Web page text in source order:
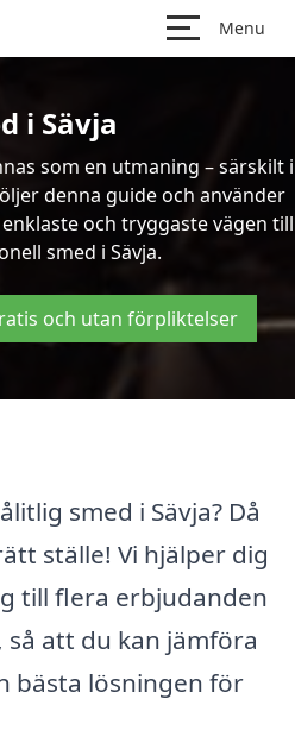
Menu
i Sävja
som en utmaning – särskilt i
denna guide och använder
och tryggaste vägen till
smed i Sävja.
och utan förpliktelser
smed i Sävja? Då
ställe! Vi hjälper dig
till flera erbjudanden
att du kan jämföra
bästa lösningen för